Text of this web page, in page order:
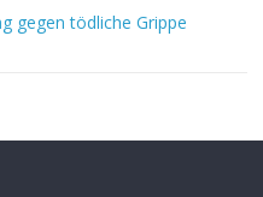
gegen tödliche Grippe